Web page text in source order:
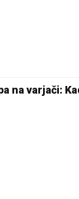
na varjači: